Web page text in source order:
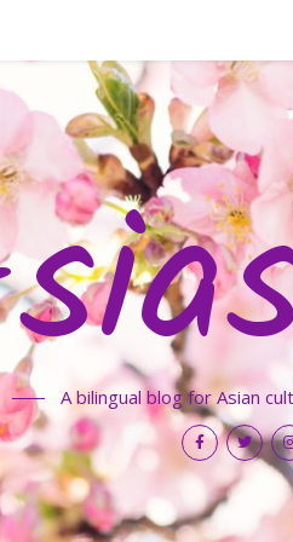
A bilingual blog for Asian